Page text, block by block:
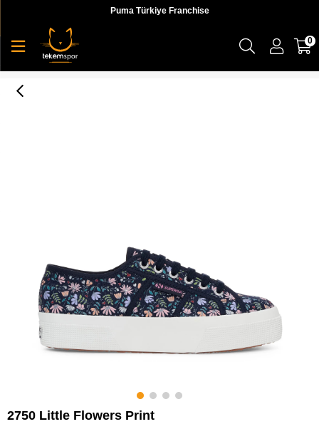
Puma Türkiye Franchise
0
2750 Little Flowers Print